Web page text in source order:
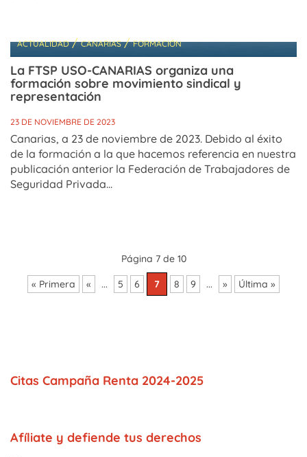
ACTUALIDAD/CANARIAS/FORMACIÓN
La FTSP USO-CANARIAS organiza una
formación sobre movimiento sindical y
representación
23 DE NOVIEMBRE DE 2023
Canarias, a 23 de noviembre de 2023. Debido al éxito
de la formación a la que hacemos referencia en nuestra
publicación anterior la Federación de Trabajadores de
Seguridad Privada...
Página 7 de 10
« Primera « ... 5 6 7 8 9 ... » Última »
Citas Campaña Renta 2024-2025
Afíliate y defiende tus derechos